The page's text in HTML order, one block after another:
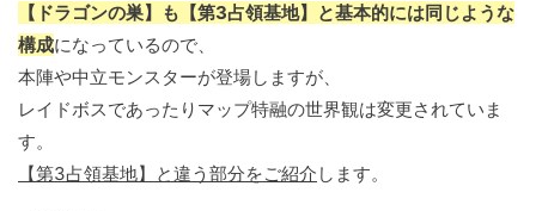
【ドラゴンの巣】も【第3占領基地】と基本的には同じような
構成になっているので、
本陣や中立モンスターが登場しますが、
レイドボスであったりマップ特融の世界観は変更されていま
す。
【第3占領基地】と違う部分をご紹介 します。